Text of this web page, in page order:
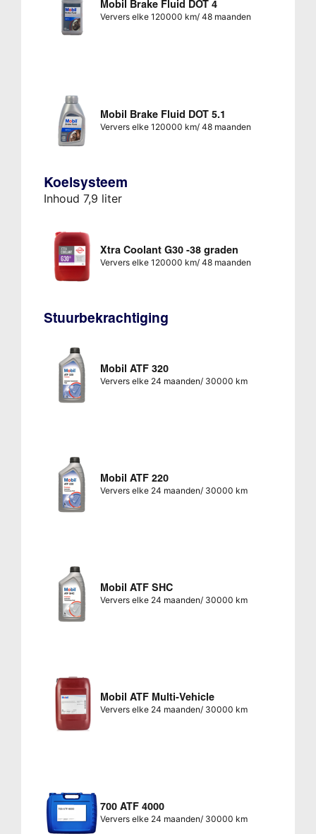
Mobil Brake Fluid DOT 4
Ververs elke 120000 km/ 48 maanden
Mobil Brake Fluid DOT 5.1
Ververs elke 120000 km/ 48 maanden
Koelsysteem
Inhoud 7,9 liter
Xtra Coolant G30 -38 graden
Ververs elke 120000 km/ 48 maanden
Stuurbekrachtiging
Mobil ATF 320
Ververs elke 24 maanden/ 30000 km
Mobil ATF 220
Ververs elke 24 maanden/ 30000 km
Mobil ATF SHC
Ververs elke 24 maanden/ 30000 km
Mobil ATF Multi-Vehicle
Ververs elke 24 maanden/ 30000 km
700 ATF 4000
Ververs elke 24 maanden/ 30000 km